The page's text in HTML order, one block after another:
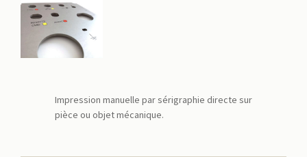
Impression manuelle par sérigraphie directe sur
pièce ou objet mécanique.